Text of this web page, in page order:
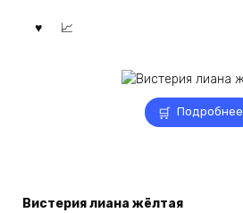
Подробнее
Вистерия лиана жёлтая